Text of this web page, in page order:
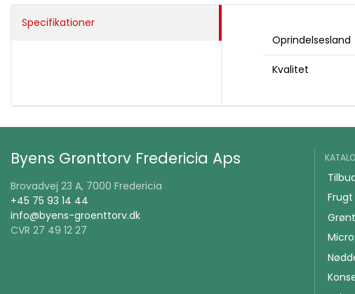
Specifikationer
Oprindelsesland
Kvalitet
Byens Grønttorv Fredericia Aps
Brovadvej 23 A, 7000 Fredericia
+45 75 93 14 44
info@byens-groenttorv.dk
CVR 27 49 12 27
Frugt
Grønt